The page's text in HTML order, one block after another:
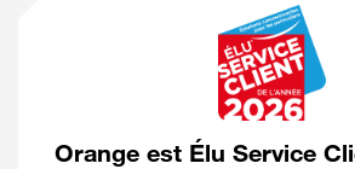
Orange est Élu Service